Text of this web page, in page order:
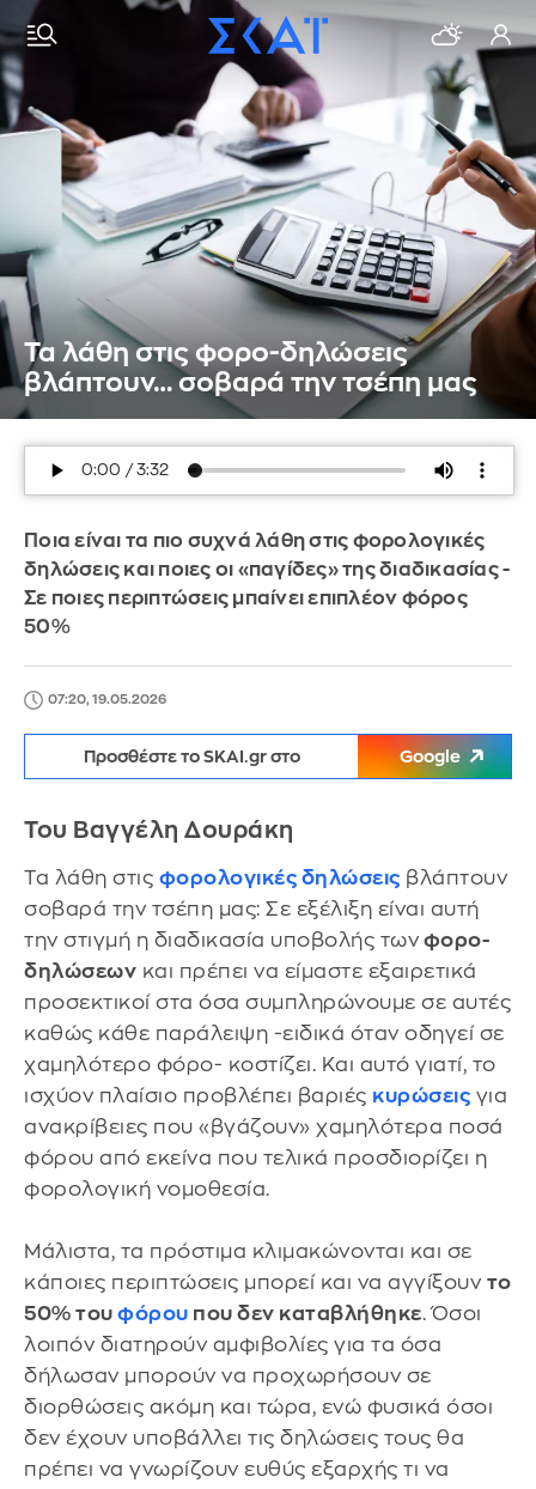
Τα λάθη στις φορο-δηλώσεις
βλάπτουν… σοβαρά την τσέπη μας
Ποια είναι τα πιο συχνά λάθη στις φορολογικές
δηλώσεις και ποιες οι «παγίδες» της διαδικασίας -
Σε ποιες περιπτώσεις μπαίνει επιπλέον φόρος
50%
07:20, 19.05.2026
Προσθέστε το SKAI.gr στο Google
Του Βαγγέλη Δουράκη
Τα λάθη στις φορολογικές δηλώσεις βλάπτουν
σοβαρά την τσέπη μας: Σε εξέλιξη είναι αυτή
την στιγμή η διαδικασία υποβολής των φορο-
δηλώσεων και πρέπει να είμαστε εξαιρετικά
προσεκτικοί στα όσα συμπληρώνουμε σε αυτές
καθώς κάθε παράλειψη -ειδικά όταν οδηγεί σε
χαμηλότερο φόρο- κοστίζει. Και αυτό γιατί, το
ισχύον πλαίσιο προβλέπει βαριές κυρώσεις για
ανακρίβειες που «βγάζουν» χαμηλότερα ποσά
φόρου από εκείνα που τελικά προσδιορίζει η
φορολογική νομοθεσία.
Μάλιστα, τα πρόστιμα κλιμακώνονται και σε
κάποιες περιπτώσεις μπορεί και να αγγίξουν το
50% του φόρου που δεν καταβλήθηκε. Όσοι
λοιπόν διατηρούν αμφιβολίες για τα όσα
δήλωσαν μπορούν να προχωρήσουν σε
διορθώσεις ακόμη και τώρα, ενώ φυσικά όσοι
δεν έχουν υποβάλλει τις δηλώσεις τους θα
πρέπει να γνωρίζουν ευθύς εξαρχής τι να